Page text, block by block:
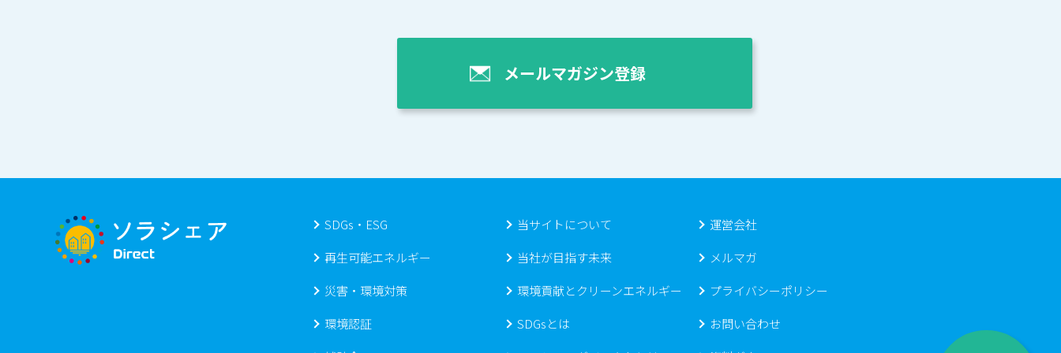
メールマガジン登録
SDGs・ESG
再生可能エネルギー
災害・環境対策
環境認証
当サイトについて
当社が目指す未来
環境貢献とクリーンエネルギー
SDGsとは
運営会社
メルマガ
プライバシーポリシー
お問い合わせ